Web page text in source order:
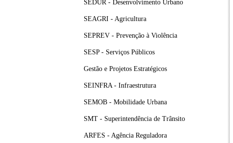
SEDUR - Desenvolvimento Urbano
SEAGRI - Agricultura
SEPREV - Prevenção à Violência
SESP - Serviços Públicos
Gestão e Projetos Estratégicos
SEINFRA - Infraestrutura
SEMOB - Mobilidade Urbana
SMT - Superintendência de Trânsito
ARFES - Agência Reguladora